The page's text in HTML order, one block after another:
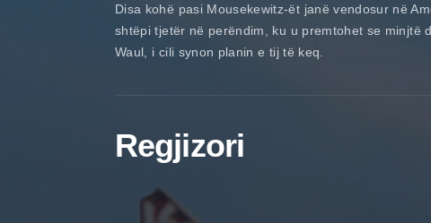
Disa kohë pasi Mousekewitz-ët janë vendosur në
shtëpi tjetër në perëndim, ku u premtohet se minjtë
Waul, i cili synon planin e tij të keq.
Regjizori